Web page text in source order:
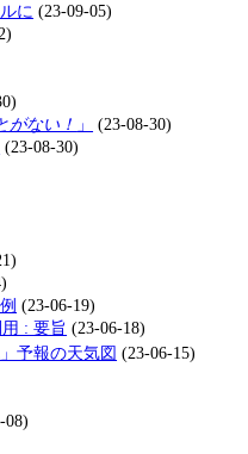
に (23-09-05)
がない！ 」
(23-08-30)
(23-08-30)
(23-06-19)
: 要旨 (23-06-18)
予報の天気図 (23-06-15)
08)